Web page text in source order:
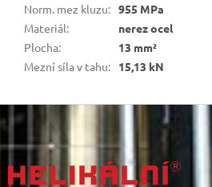
Norm. mez kluzu: 955 MPa
Materiál:
nerez ocel
Plocha:
13 mm²
Mezní síla v tahu: 15,13 kN
á
p